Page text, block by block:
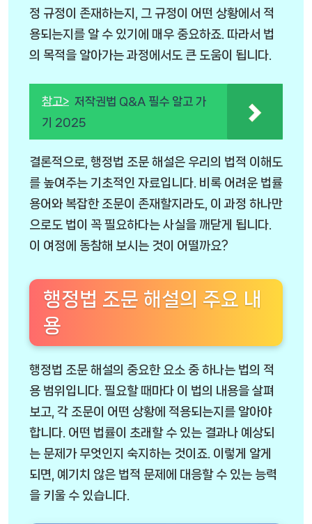
정 규정이 존재하는지, 그 규정이 어떤 상황에서 적
용되는지를 알 수 있기에 매우 중요하죠. 따라서 법
의 목적을 알아가는 과정에서도 큰 도움이 됩니다.
참고> 저작권법 Q&A 필수 알고 가
기 2025
결론적으로, 행정법 조문 해설은 우리의 법적 이해도
를 높여주는 기초적인 자료입니다. 비록 어려운 법률
용어와 복잡한 조문이 존재할지라도, 이 과정 하나만
으로도 법이 꼭 필요하다는 사실을 깨닫게 됩니다.
이 여정에 동참해 보시는 것이 어떨까요?
행정법 조문 해설의 주요 내
용
행정법 조문 해설의 중요한 요소 중 하나는 법의 적
용 범위입니다. 필요할 때마다 이 법의 내용을 살펴
보고, 각 조문이 어떤 상황에 적용되는지를 알아야
합니다. 어떤 법률이 초래할 수 있는 결과나 예상되
는 문제가 무엇인지 숙지하는 것이죠. 이렇게 알게
되면, 예기치 않은 법적 문제에 대응할 수 있는 능력
을 키울 수 있습니다.